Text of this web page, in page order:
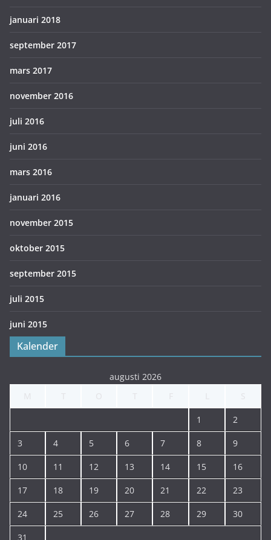
januari 2018
september 2017
mars 2017
november 2016
juli 2016
juni 2016
mars 2016
januari 2016
november 2015
oktober 2015
september 2015
juli 2015
juni 2015
Kalender
augusti 2026
1 2
3 4 5 6 7 8 9
10 11 12 13 14 15 16
17 18 19 20 21 22 23
24 25 26 27 28 29 30
31